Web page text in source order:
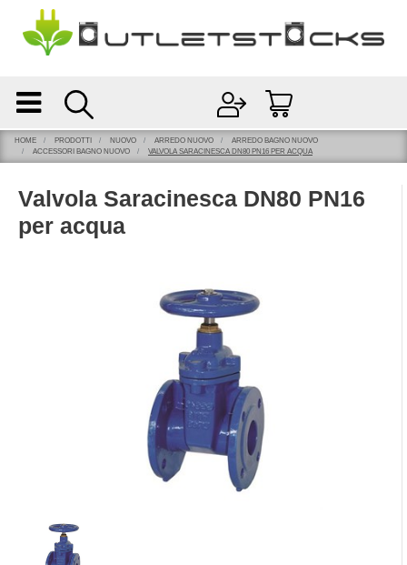
Open menu
HOME PRODOTTI NUOVO ARREDO NUOVO
ARREDO BAGNO NUOVO
ACCESSORI BAGNO NUOVO
VALVOLA SARACINESCA DN80 PN16 PER ACQUA
Valvola Saracinesca DN80 PN16
per acqua